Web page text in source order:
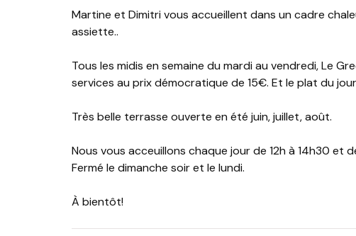
Martine et Dimitri vous accueillent dans un cadre chaleureux pour amener la Grèce dans votre
assiette..
Tous les midis en semaine du mardi au vendredi, Le
services au prix démocratique de 15€. Et le plat du
Très belle terrasse ouverte en été juin, juillet, août.
Nous vous acceuillons chaque jour de 12h à 14h30 et
Fermé le dimanche soir et le lundi.
À bientôt!